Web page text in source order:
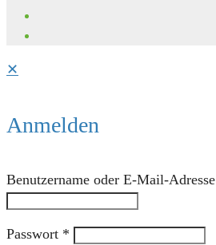
✕
Anmelden
Benutzername oder E-Mail-Adresse
Passwort *